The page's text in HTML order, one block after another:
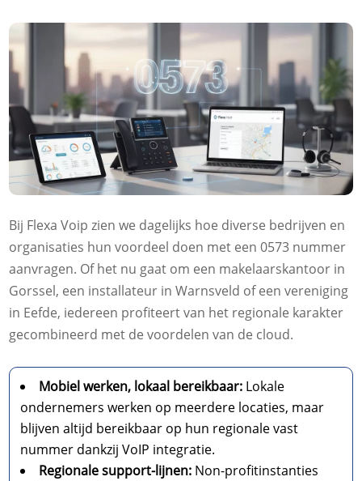
Bij Flexa Voip zien we dagelijks hoe diverse bedrijven en
organisaties hun voordeel doen met een 0573 nummer
aanvragen. Of het nu gaat om een makelaarskantoor in
Gorssel, een installateur in Warnsveld of een vereniging
in Eefde, iedereen profiteert van het regionale karakter
gecombineerd met de voordelen van de cloud.
Mobiel werken, lokaal bereikbaar: Lokale
ondernemers werken op meerdere locaties, maar
blijven altijd bereikbaar op hun regionale vast
nummer dankzij VoIP integratie.
Regionale support-lijnen: Non-profitinstanties